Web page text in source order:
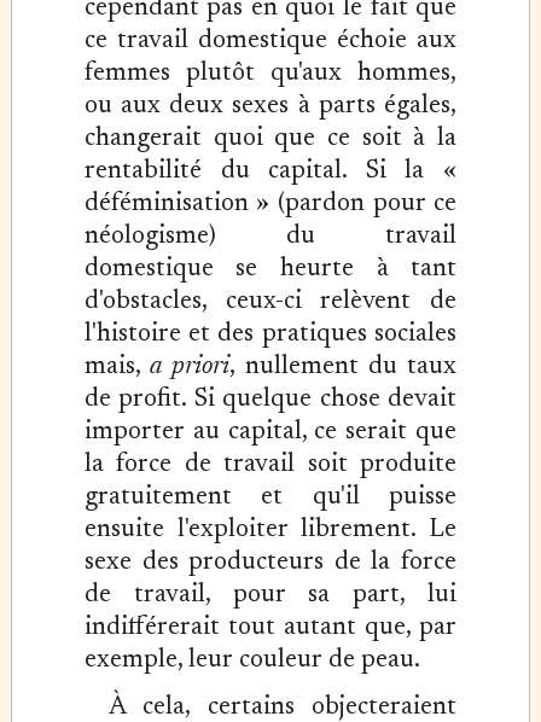
cependant pas en quoi le fait que
ce travail domestique échoie aux
femmes plutôt qu'aux hommes,
ou aux deux sexes à parts égales,
changerait quoi que ce soit à la
rentabilité du capital. Si la «
déféminisation » (pardon pour ce
néologisme) du travail
domestique se heurte à tant
d'obstacles, ceux-ci relèvent de
l'histoire et des pratiques sociales
mais,a priori, nullement du taux
de profit. Si quelque chose devait
importer au capital, ce serait que
la force de travail soit produite
gratuitement et qu'il puisse
ensuite l'exploiter librement. Le
sexe des producteurs de la force
de travail, pour sa part, lui
indifférerait tout autant que, par
exemple, leur couleur de peau.
À cela, certains objecteraient